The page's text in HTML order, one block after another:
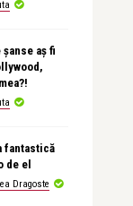
șanse aș fi
fantastică
de el
Dragoste